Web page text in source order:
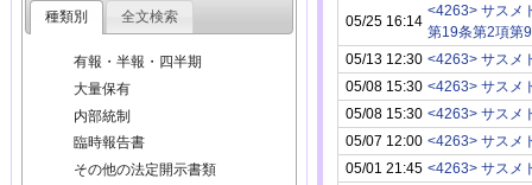
05/25 16:14
<4263> サスメ
第19条第2項第
05/13 12:30 <4263> サスメ
05/08 15:30 <4263> サスメ
05/08 15:30 <4263> サスメ
05/07 12:00 <4263> サスメ
05/01 21:45 <4263> サスメ
種類別 全文検索
有報・半報・四半期
大量保有
内部統制
臨時報告書
その他の法定開示書類